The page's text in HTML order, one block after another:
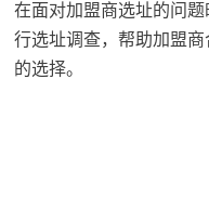
在面对加盟商选址的问
行选址调查，帮助加盟
的选择。